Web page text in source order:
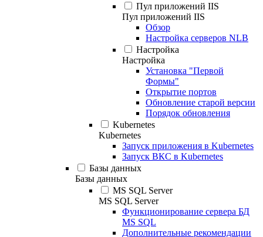
Пул приложений IIS
Пул приложений IIS
Обзор
Настройка серверов NLB
Настройка
Настройка
Установка "Первой
Формы"
Открытие портов
Обновление старой версии
Порядок обновления
Kubernetes
Kubernetes
Запуск приложения в Kubernetes
Запуск ВКС в Kubernetes
Базы данных
Базы данных
MS SQL Server
MS SQL Server
Функционирование сервера БД
MS SQL
Дополнительные рекомендации